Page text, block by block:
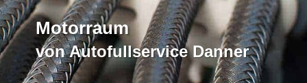
Motorraum
von Autofullservice Danner